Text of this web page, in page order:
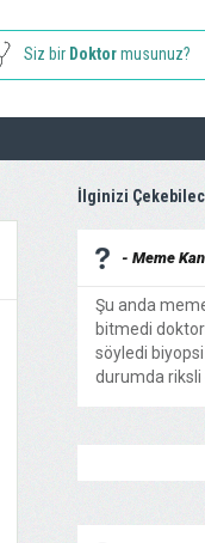
Siz bir Doktormusunuz?
İlginizi
- Meme
Şu anda
bitmedi
söyledi
durumda riksli